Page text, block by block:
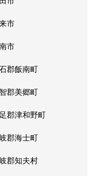
市
市
郡飯南町
郡美郷町
郡津和野町
郡海士町
郡知夫村